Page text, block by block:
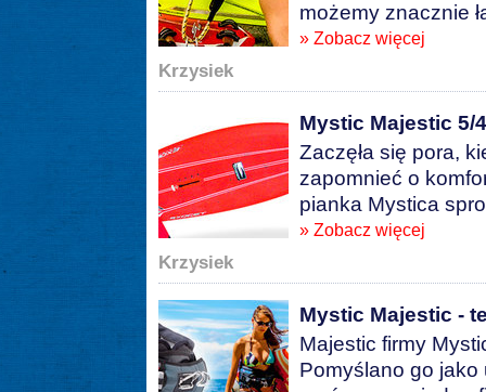
możemy znacznie
» Zobacz więcej
Krzysiek
Mystic Majestic 5/
Zaczęła się pora,
zapomnieć o
pianka Mystica
» Zobacz więcej
Krzysiek
Mystic Majestic -
Majestic firmy
Pomyślano go